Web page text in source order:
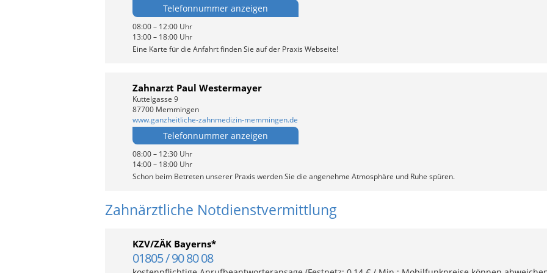
Telefonnummer anzeigen
08:00 – 12:00 Uhr
13:00 – 18:00 Uhr
Eine Karte für die Anfahrt finden Sie auf der Praxis Webseite!
Zahnarzt Paul Westermayer
Kuttelgasse 9
87700 Memmingen
www.ganzheitliche-zahnmedizin-memmingen.de
Telefonnummer anzeigen
08:00 – 12:30 Uhr
14:00 – 18:00 Uhr
Schon beim Betreten unserer Praxis werden Sie die angenehme Atmosphäre und Ruhe spüren.
Zahnärztliche Notdienstvermittlung
KZV/ZÄK Bayerns*
01805 / 90 80 08